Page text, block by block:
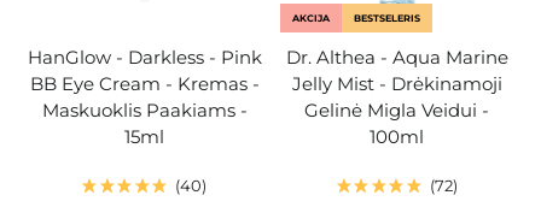
HanGlow - Darkless - Pink
BB Eye Cream - Kremas -
Maskuoklis Paakiams -
15ml
40
AKCIJA BESTSELERIS
Dr. Althea - Aqua Marine
Jelly Mist - Drėkinamoji
Gelinė Migla Veidui -
100ml
72